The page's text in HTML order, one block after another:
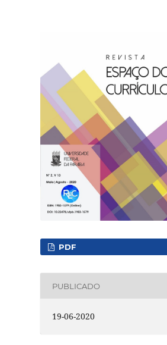
PDF
PUBLICADO
19-06-2020